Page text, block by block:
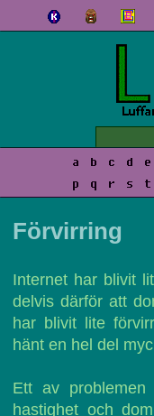
a b c d e
p
q r s t
Förvirring
Internet har blivit
delvis därför att
har blivit lite
hänt en hel del
Ett av
hastighet och